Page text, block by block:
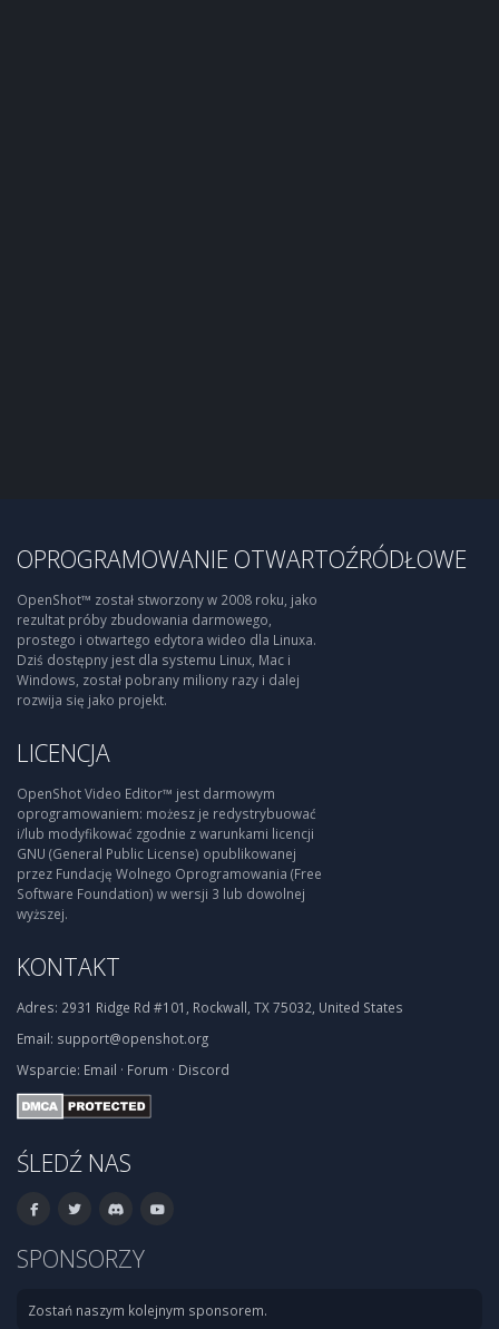
OPROGRAMOWANIE OTWARTOŹRÓDŁOWE
OpenShot™ został stworzony w 2008 roku, jako
rezultat próby zbudowania darmowego,
prostego i otwartego edytora wideo dla Linuxa.
Dziś dostępny jest dla systemu Linux, Mac i
Windows, został pobrany miliony razy i dalej
rozwija się jako projekt.
LICENCJA
OpenShot Video Editor™ jest darmowym
oprogramowaniem: możesz je redystrybuować
i/lub modyfikować zgodnie z warunkami licencji
GNU (General Public License) opublikowanej
przez Fundację Wolnego Oprogramowania (Free
Software Foundation) w wersji 3 lub dowolnej
wyższej.
KONTAKT
Adres: 2931 Ridge Rd #101, Rockwall, TX 75032, United States
Email: support@openshot.org
Wsparcie: Email · Forum · Discord
ŚLEDŹ NAS
SPONSORZY
Zostań naszym kolejnym sponsorem.